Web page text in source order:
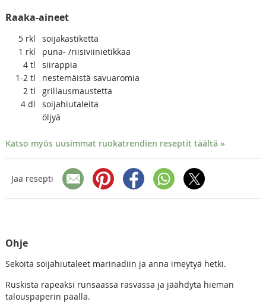
Raaka-aineet
5 rkl
soijakastiketta
1 rkl
puna- /riisiviinietikkaa
4 tl
siirappia
1-2 tl
nestemäistä savuaromia
2 tl
grillausmaustetta
4 dl
soijahiutaleita
öljyä
Katso myös uusimmat ruokatrendien reseptit täältä »
Jaa resepti
Ohje
Sekoita soijahiutaleet marinadiin ja anna imeytyä hetki.
Ruskista rapeaksi runsaassa rasvassa ja jäähdytä hieman
talouspaperin päällä.